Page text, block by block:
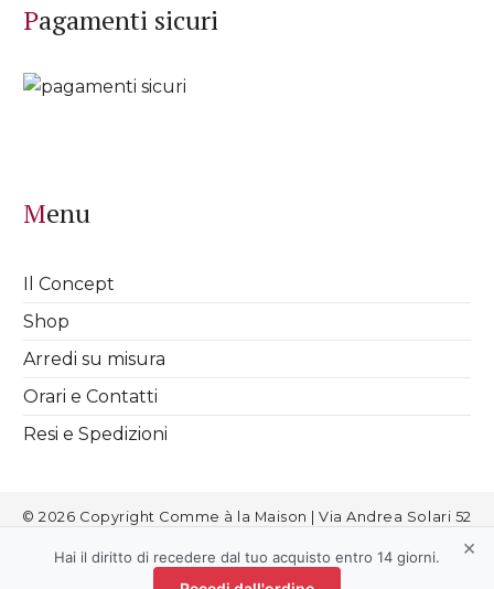
Pagamenti sicuri
Menu
Il Concept
Shop
Arredi su misura
Orari e Contatti
Resi e Spedizioni
© 2026 Copyright Comme à la Maison | Via Andrea Solari 52
Informativa Privacy | Termini e Condizioni |
Aggiorna le
preferenze sui cookie
Hai il diritto di recedere dal tuo acquisto entro 14 giorni. ×